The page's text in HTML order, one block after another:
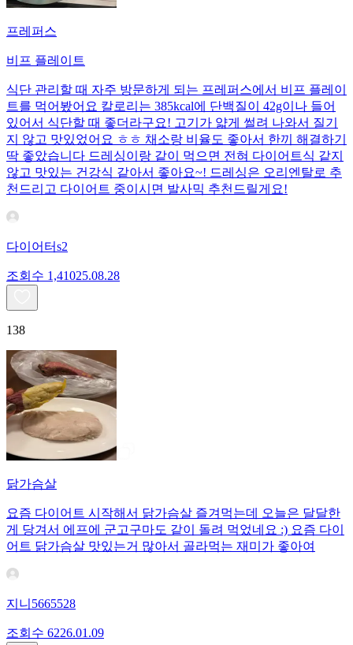
프레퍼스
비프 플레이트
식단 관리할 때 자주 방문하게 되는 프레퍼스에서 비프 플레이
트를 먹어봤어요 칼로리는 385kcal에 단백질이 42g이나 들어
있어서 식단할 때 좋더라구요! 고기가 얇게 썰려 나와서 질기
지 않고 맛있었어요 ㅎㅎ 채소랑 비율도 좋아서 한끼 해결하기
딱 좋았습니다 드레싱이랑 같이 먹으면 전혀 다이어트식 같지
않고 맛있는 건강식 같아서 좋아요~! 드레싱은 오리엔탈로 추
천드리고 다이어트 중이시면 발사믹 추천드릴게요!
다이어터s2
조회수 1,41025.08.28
138
닭가슴살
요즘 다이어트 시작해서 닭가슴살 즐겨먹는데 오늘은 달달한
게 당겨서 에프에 군고구마도 같이 돌려 먹었네요 :) 요즘 다이
어트 닭가슴살 맛있는거 많아서 골라먹는 재미가 좋아여
지니5665528
조회수 6226.01.09